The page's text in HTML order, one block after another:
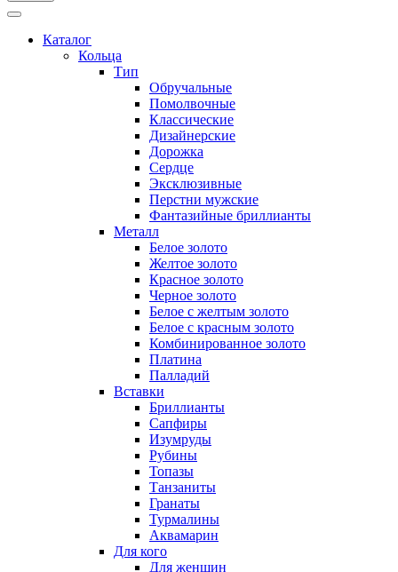
Каталог
Кольца
Тип
Обручальные
Помолвочные
Классические
Дизайнерские
Дорожка
Сердце
Эксклюзивные
Перстни мужские
Фантазийные бриллианты
Металл
Белое золото
Желтое золото
Красное золото
Черное золото
Белое с желтым золото
Белое с красным золото
Комбинированное золото
Платина
Палладий
Вставки
Бриллианты
Сапфиры
Изумруды
Рубины
Топазы
Танзаниты
Гранаты
Турмалины
Аквамарин
Для кого
Для женщин